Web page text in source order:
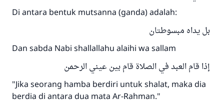
Di antara bentuk mutsanna (ganda) adalah:
بل يداه مبسوطتان
Dan sabda Nabi shallallahu alaihi wa sallam
إذا قام العبد في الصلاة قام بين عيني الرحمن
"Jika seorang hamba berdiri untuk shalat, maka dia
berdia di antara dua mata Ar-Rahman."